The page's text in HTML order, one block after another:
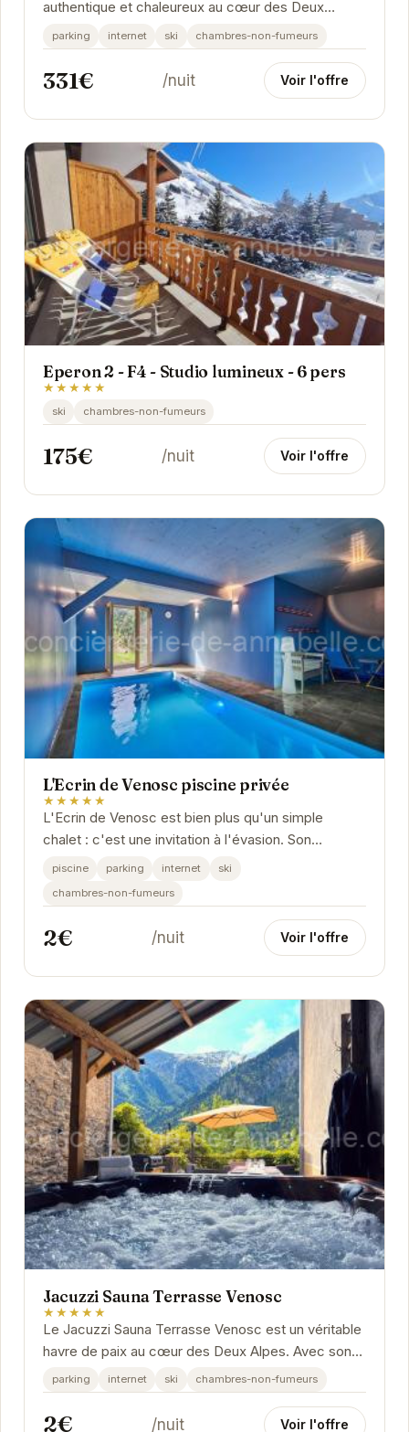
authentique et chaleureux au cœur des Deux
Alpes. Profitez d'un séjour confortable avec des...
parking internet ski chambres-non-fumeurs
331€ /nuit Voir l'offre
Eperon 2 - F4 - Studio lumineux - 6 pers
★★★★★
ski chambres-non-fumeurs
175€ /nuit Voir l'offre
L'Ecrin de Venosc piscine privée
★★★★★
L'Ecrin de Venosc est bien plus qu'un simple
chalet : c'est une invitation à l'évasion. Son
emplacement privilégié aux Deux Alpes offre un...
piscine parking internet
ski
chambres-non-fumeurs
2€ /nuit Voir l'offre
Jacuzzi Sauna Terrasse Venosc
★★★★★
Le Jacuzzi Sauna Terrasse Venosc est un véritable
havre de paix au cœur des Deux Alpes. Avec son
jacuzzi privé, son sauna relaxant et sa terrasse...
parking internet ski chambres-non-fumeurs
2€ /nuit Voir l'offre